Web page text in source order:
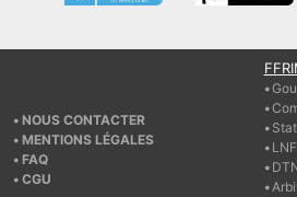
NOUS CONTACTER
MENTIONS LÉGALES
FAQ
CGU
LNF